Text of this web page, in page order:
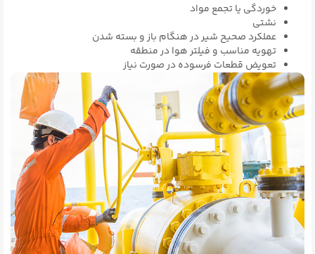
خوردگی یا تجمع مواد
نشتی
عملکرد صحیح شیر در هنگام باز و بسته شدن
تهویه مناسب و فیلتر هوا در منطقه
تعویض قطعات فرسوده در صورت نیاز